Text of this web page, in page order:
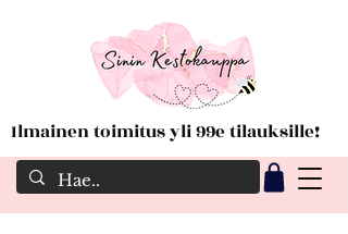
Ilmainen toimitus yli 99e tilauksille!